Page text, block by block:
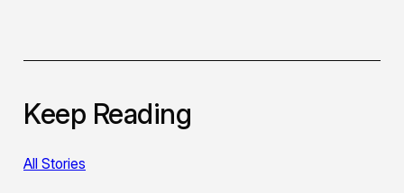
Keep Reading
All Stories